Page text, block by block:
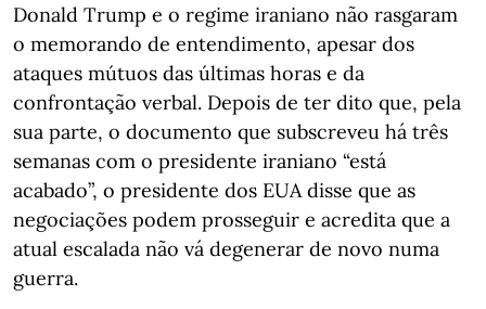
Donald Trump e o regime iraniano não rasgaram
o memorando de entendimento, apesar dos
ataques mútuos das últimas horas e da
confrontação verbal. Depois de ter dito que, pela
sua parte, o documento que subscreveu há três
semanas com o presidente iraniano “está
acabado”, o presidente dos EUA disse que as
negociações podem prosseguir e acredita que a
atual escalada não vá degenerar de novo numa
guerra.